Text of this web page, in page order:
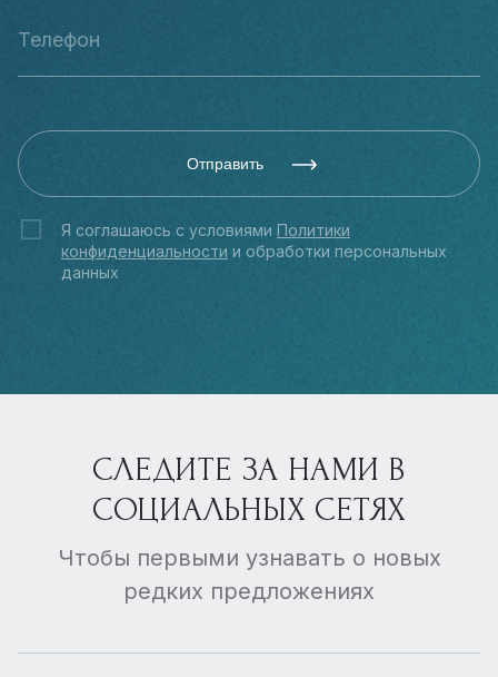
Отправить
Я соглашаюсь с условиями Политики
конфиденциальности и обработки персональных
данных
СЛЕДИТЕ ЗА НАМИ В
СОЦИАЛЬНЫХ СЕТЯХ
Чтобы первыми узнавать о новых
редких предложениях